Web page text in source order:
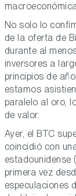
No solo lo
de la oferta de
durante al
inversores a
principios de
estamos
paralelo al oro,
de valor.
Ayer, el BTC
coincidió con
estadounidense
primera vez
especulaciones